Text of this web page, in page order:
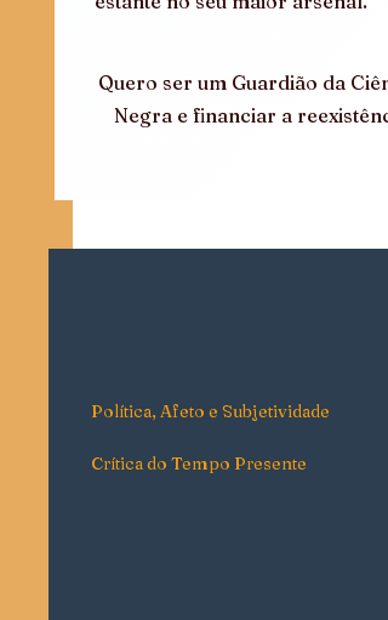
Quero ser um Guardião da
Negra e financiar a
Política, Afeto e Subjetividade
Crítica do Tempo Presente